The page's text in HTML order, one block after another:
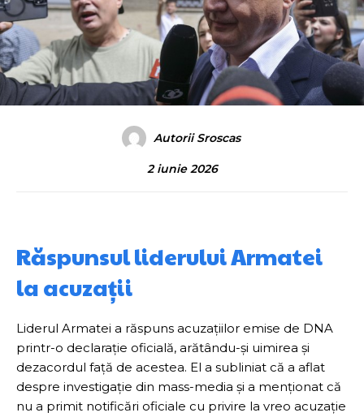
Autorii Sroscas
2 iunie 2026
Răspunsul liderului Armatei
la acuzații
Liderul Armatei a răspuns acuzațiilor emise de DNA
printr-o declarație oficială, arătându-și uimirea și
dezacordul față de acestea. El a subliniat că a aflat
despre investigație din mass-media și a menționat că
nu a primit notificări oficiale cu privire la vreo acuzație